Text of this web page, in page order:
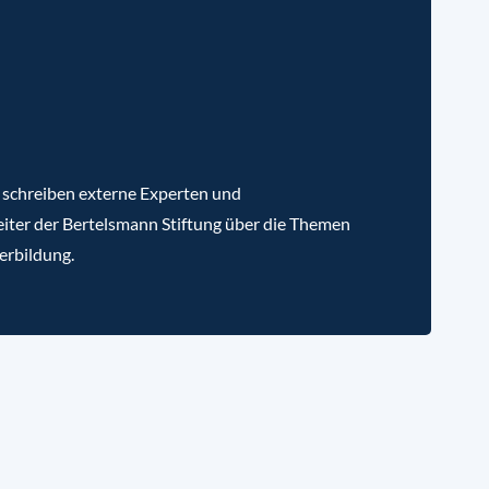
externe Experten und
der Bertelsmann Stiftung über die Themen